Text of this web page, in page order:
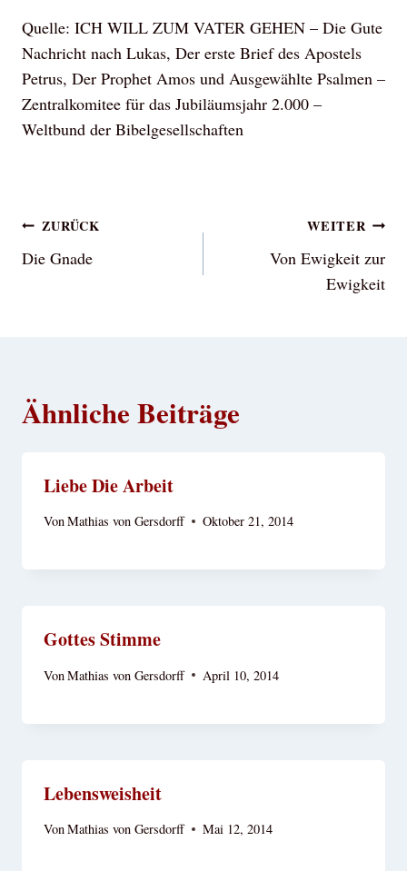
Quelle: ICH WILL ZUM VATER GEHEN – Die Gute
Nachricht nach Lukas, Der erste Brief des Apostels
Petrus, Der Prophet Amos und Ausgewählte Psalmen –
Zentralkomitee für das Jubiläumsjahr 2.000 –
Weltbund der Bibelgesellschaften
Beitragsnavigation
ZURÜCK
Die Gnade
WEITER
Von Ewigkeit zur
Ewigkeit
Ähnliche Beiträge
Liebe Die Arbeit
VonMathias von Gersdorff Oktober 21, 2014
Gottes Stimme
VonMathias von Gersdorff April 10, 2014
Lebensweisheit
VonMathias von Gersdorff Mai 12, 2014